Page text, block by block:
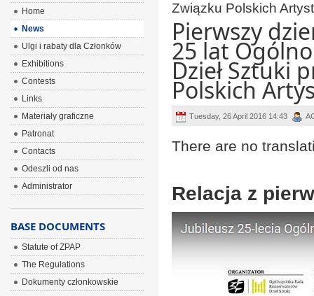
Związku Polskich
Pierwszy
25 lat
Dzieł Sztuki
Polskich
Tuesday, 26 April 2016 14:43
There are no
Relacja z
Home
News
Ulgi i rabaty dla Członków
Exhibitions
Contests
Links
Materiały graficzne
Patronat
Contacts
Odeszli od nas
Administrator
BASE DOCUMENTS
Statute of ZPAP
The Regulations
Dokumenty członkowskie